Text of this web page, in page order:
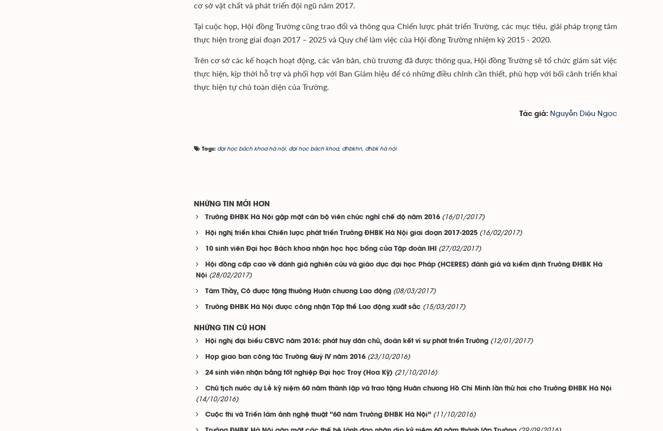
cơ sở vật chất và phát triển đội ngũ năm 2017.
Tại cuộc họp, Hội đồng Trường cũng trao đổi và thông qua Chiến lược phát triển Trường, các mục tiêu, giải pháp trọng tâm
thực hiện trong giai đoạn 2017 – 2025 và Quy chế làm việc của Hội đồng Trường nhiệm kỳ 2015 - 2020.
Trên cơ sở các kế hoạch hoạt động, các văn bản, chủ trương đã được thông qua, Hội đồng Trường sẽ tổ chức giám sát việc
thực hiện, kịp thời hỗ trợ và phối hợp với Ban Giám hiệu để có những điều chỉnh cần thiết, phù hợp với bối cảnh triển khai
thực hiện tự chủ toàn diện của Trường.
Tác giả: Nguyễn Diệu Ngọc
Tags: đại học bách khoa hà nội, đại học bách khoa, đhbkhn đhbk hà nội
NHỮNG TIN MỚI HƠN
Trường ĐHBK Hà Nội gặp mặt cán bộ viên chức nghỉ chế độ năm 2016 (16/01/2017)
Hội nghị triển khai Chiến lược phát triển Trường ĐHBK Hà Nội giai đoạn 2017-2025 (16/02/2017)
10 sinh viên Đại học Bách khoa nhận học học bổng của Tập đoàn IHI (27/02/2017)
Hội đồng cấp cao về đánh giá nghiên cứu và giáo dục đại học Pháp (HCERES) đánh giá và kiểm định Trường ĐHBK Hà
Nội (28/02/2017)
Tám Thầy, Cô được tặng thưởng Huân chương Lao động (08/03/2017)
Trường ĐHBK Hà Nội được công nhận Tập thể Lao động xuất sắc (15/03/2017)
NHỮNG TIN CŨ HƠN
Hội nghị đại biểu CBVC năm 2016: phát huy dân chủ, đoàn kết vì sự phát triển Trường (12/01/2017)
Họp giao ban công tác Trường Quý IV năm 2016 (23/10/2016)
24 sinh viên nhận bằng tốt nghiệp Đại học Troy (Hoa Kỳ) (21/10/2016)
Chủ tịch nước dự Lễ kỷ niệm 60 năm thành lập và trao tặng Huân chương Hồ Chí Minh lần thứ hai cho Trường ĐHBK Hà Nội
(14/10/2016)
Cuộc thi và Triển lãm ảnh nghệ thuật “60 năm Trường ĐHBK Hà Nội” (11/10/2016)